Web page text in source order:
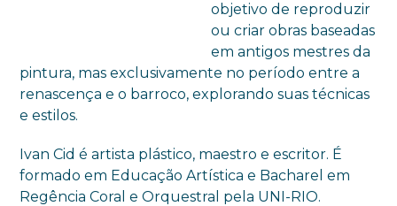
objetivo de reproduzir
ou criar obras baseadas
em antigos mestres da
pintura, mas exclusivamente no período entre a
renascença e o barroco, explorando suas técnicas
e estilos.
Ivan Cid é artista plástico, maestro e escritor. É
formado em Educação Artística e Bacharel em
Regência Coral e Orquestral pela UNI-RIO.